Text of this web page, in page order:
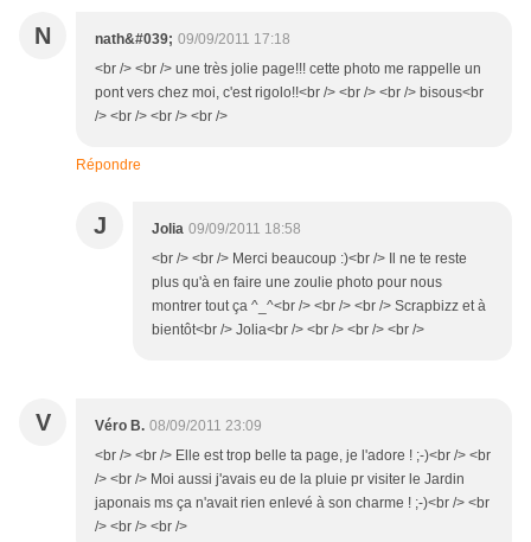
N nath&#039; 09/09/2011 17:18
<br /> <br /> une très jolie page!!! cette photo me rappelle un
pont vers chez moi, c'est rigolo!!<br /> <br /> <br /> bisous<br
/> <br /> <br /> <br />
Répondre
J Jolia 09/09/2011 18:58
<br /> <br /> Merci beaucoup :)<br /> Il ne te reste
plus qu'à en faire une zoulie photo pour nous
montrer tout ça ^_^<br /> <br /> <br /> Scrapbizz et à
bientôt<br /> Jolia<br /> <br /> <br /> <br />
V Véro B. 08/09/2011 23:09
<br /> <br /> Elle est trop belle ta page, je l'adore ! ;-)<br /> <br
/> <br /> Moi aussi j'avais eu de la pluie pr visiter le Jardin
japonais ms ça n'avait rien enlevé à son charme ! ;-)<br /> <br
/> <br /> <br />